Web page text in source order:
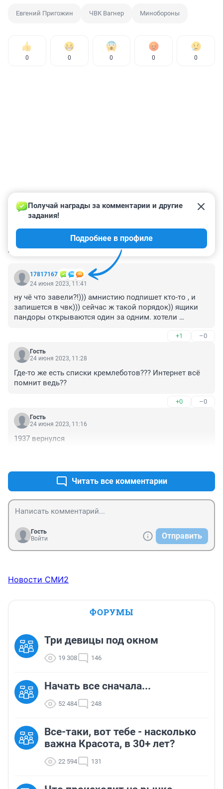
Евгений Пригожин ЧВК Вагнер Минобороны
0 0 0 0 0
КОММЕНТАРИИ 78
17817167
Получай награды за комментарии и другие
задания!
Подробнее в профиле
24 июня 2023, 11:41
ну чё что завели?!))) амнистию подпишет кто-то , и
запишется в чвк))) сейчас ж такой порядок)) ящики
пандоры открываются один за одним. хотели
беспредельшики, терять нечего, а обернулось во как
+1 –0
Гость
24 июня 2023, 11:28
Где-то же есть списки кремлеботов??? Интернет всё
помнит ведь??
+0 –0
Гость
24 июня 2023, 11:16
1937 вернулся
Читать все комментарии
Гость
Войти
Отправить
Новости СМИ2
ФОРУМЫ
Три девицы под окном
19 308 146
Начать все сначала...
52 484 248
Все-таки, вот тебе - насколько
важна Красота, в 30+ лет?
22 594 131